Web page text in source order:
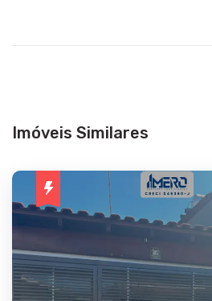
Imóveis Similares